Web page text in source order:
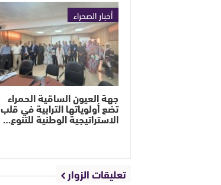
أخبار الصحراء
جهة العيون الساقية الحمراء
تضع أولوياتها الترابية في قلب
الاستراتيجية الوطنية للتنوع…
تعليقات الزوار